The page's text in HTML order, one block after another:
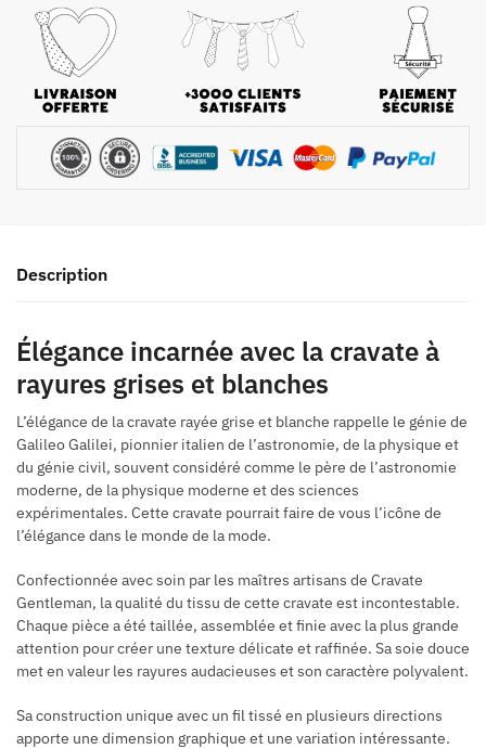
Description
Élégance incarnée avec la cravate à
rayures grises et blanches
L’élégance de la cravate rayée grise et blanche rappelle le génie de
Galileo Galilei, pionnier italien de l’astronomie, de la physique et
du génie civil, souvent considéré comme le père de l’astronomie
moderne, de la physique moderne et des sciences
expérimentales. Cette cravate pourrait faire de vous l’icône de
l’élégance dans le monde de la mode.
Confectionnée avec soin par les maîtres artisans de Cravate
Gentleman, la qualité du tissu de cette cravate est incontestable.
Chaque pièce a été taillée, assemblée et finie avec la plus grande
attention pour créer une texture délicate et raffinée. Sa soie douce
met en valeur les rayures audacieuses et son caractère polyvalent.
Sa construction unique avec un fil tissé en plusieurs directions
apporte une dimension graphique et une variation intéressante.